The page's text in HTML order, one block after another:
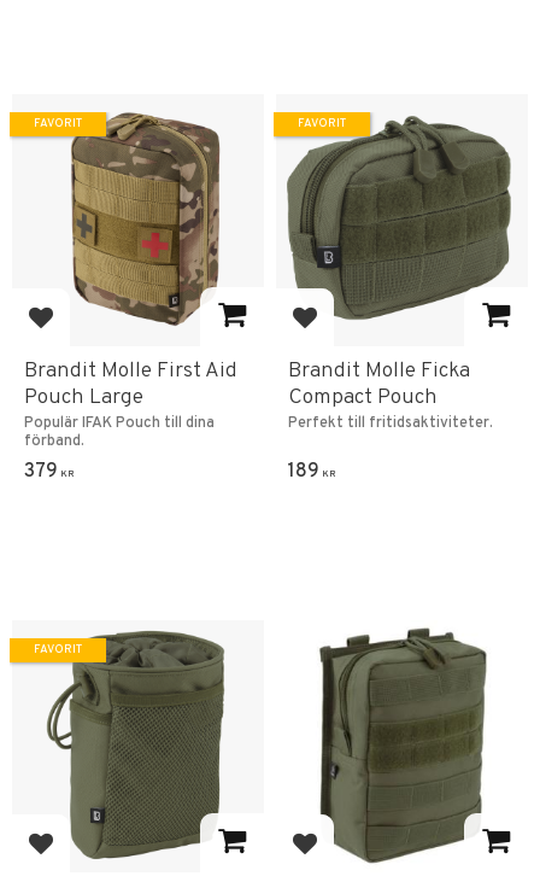
Lägg till i favoriter
Brandit Molle First Aid
Pouch Large
Populär IFAK Pouch till dina
förband.
379 KR
FAVORIT
Lägg till i favoriter
Brandit Molle Ficka
Compact Pouch
Perfekt till fritidsaktiviteter.
189 KR
FAVORIT
Lägg till i favoriter
FAVORIT
Lägg till i favoriter